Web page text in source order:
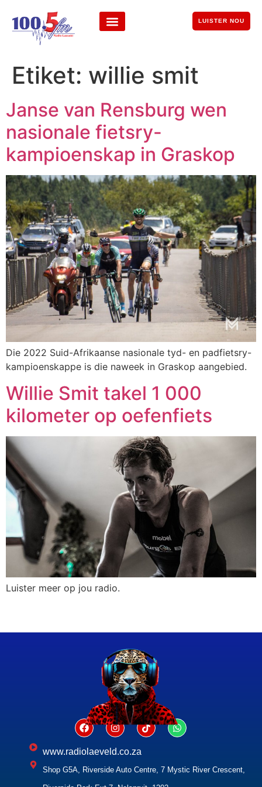
LUISTER NOU
Etiket: willie smit
Janse van Rensburg wen
nasionale fietsry-
kampioenskap in Graskop
Die 2022 Suid-Afrikaanse nasionale tyd- en padfietsry-
kampioenskappe is die naweek in Graskop aangebied.
Willie Smit takel 1 000
kilometer op oefenfiets
Luister meer op jou radio.
www.radiolaeveld.co.za
Shop G5A, Riverside Auto Centre, 7 Mystic River Crescent,